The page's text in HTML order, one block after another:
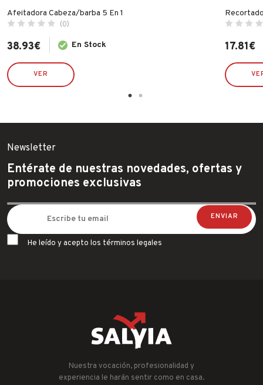
Afeitadora Cabeza/barba 5 En 1
(0)
38.93€ En Stock
VER
17.81€
Newsletter
Entérate de nuestras novedades, ofertas y
promociones exclusivas
He leído y acepto los términos legales
Nuestra vocación, profesionalidad y
experiencia le harán sentir como en casa.